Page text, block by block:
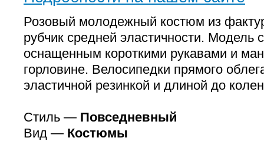
Розовый молодежный костюм из
рубчик средней эластичности. Модель
оснащенным короткими рукавами и
горловине. Велосипедки прямого
эластичной резинкой и длиной до
Стиль — Повседневный
Вид — Костюмы